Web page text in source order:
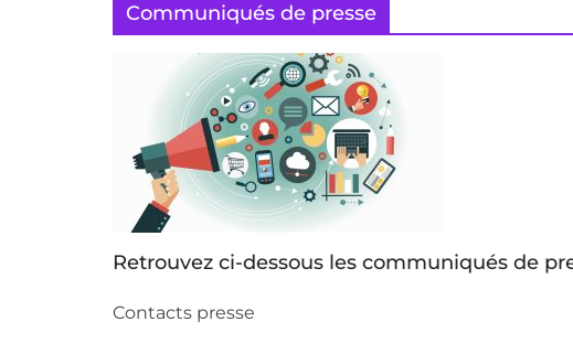
Communiqués de presse
Retrouvez ci-dessous les communiqués de
Contacts presse